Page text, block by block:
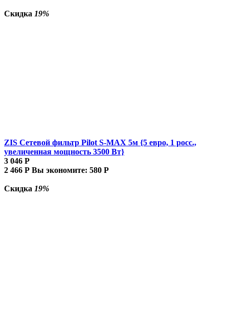
Скидка 19%
ZIS Сетевой фильтр Pilot S-MAX 5м {5 евро, 1 росс.,
увеличенная мощность 3500 Вт}
3 046 Р
2 466 Р Вы экономите: 580 Р
Скидка 19%